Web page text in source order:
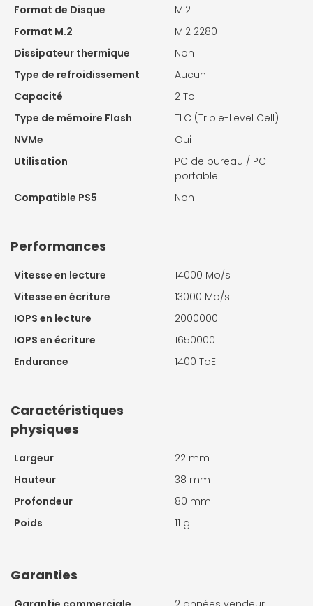
Format de Disque
M.2
Format M.2
M.2 2280
Dissipateur thermique
Non
Type de refroidissement
Aucun
Capacité
2 To
Type de mémoire Flash
TLC (Triple-Level Cell)
NVMe
Oui
Utilisation
PC de bureau / PC
portable
Compatible PS5
Non
Performances
Vitesse en lecture
14000 Mo/s
Vitesse en écriture
13000 Mo/s
IOPS en lecture
2000000
IOPS en écriture
1650000
Endurance
1400 ToE
Caractéristiques
physiques
Largeur
22 mm
Hauteur
38 mm
Profondeur
80 mm
Poids
11 g
Garanties